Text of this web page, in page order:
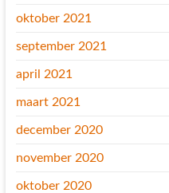
oktober 2021
september 2021
april 2021
maart 2021
december 2020
november 2020
oktober 2020